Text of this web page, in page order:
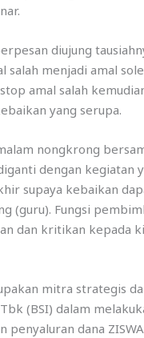
diujung
salah menjadi amal
amal salah
yang serupa.
nongkrong
dengan kegiatan
supaya kebaikan
(guru). Fungsi
dan kritikan kepada
mitra strategis
(BSI) dalam
dana